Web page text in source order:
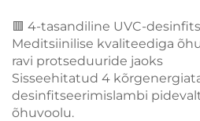
🟥 4-tasandiline UVC-
Meditsiinilise kvaliteediga
ravi protseduuride jaoks
Sisseehitatud 4
desinfitseerimislambi
õhuvoolu.